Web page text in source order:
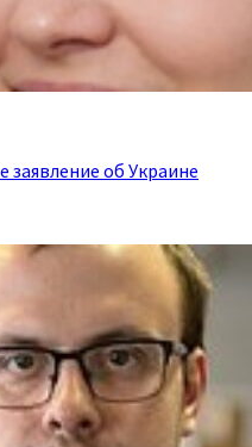
заявление об Украине